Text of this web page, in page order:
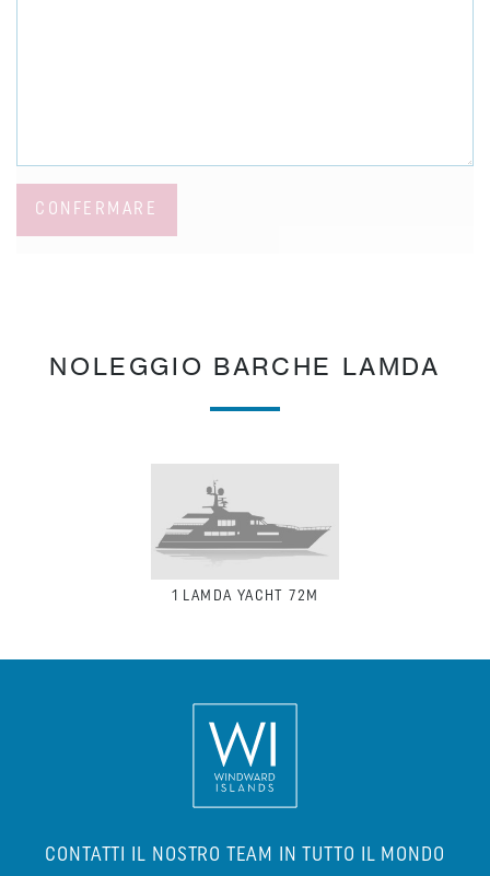
CONFERMARE
NOLEGGIO BARCHE LAMDA
1 LAMDA YACHT 72M
CONTATTI IL NOSTRO TEAM IN TUTTO IL MONDO